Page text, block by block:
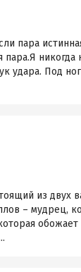
пара
удара. Под
из двух
– мудрец,